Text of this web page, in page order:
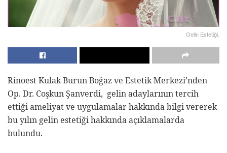
Gelin Estetiği.
Rinoest Kulak Burun Boğaz ve Estetik Merkezi’nden
Op. Dr. Coşkun Şanverdi, gelin adaylarının tercih
ettiği ameliyat ve uygulamalar hakkında bilgi vererek
bu yılın gelin estetiği hakkında açıklamalarda
bulundu.